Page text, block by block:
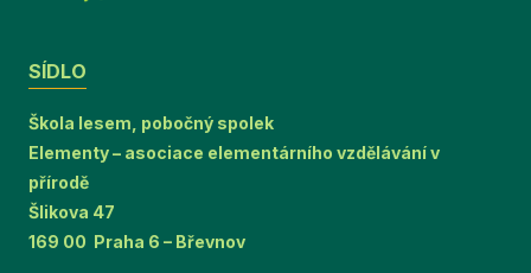
SÍDLO
Škola lesem, pobočný spolek
Elementy – asociace elementárního vzdělávání v
přírodě
Šlikova 47
169 00 Praha 6 – Břevnov